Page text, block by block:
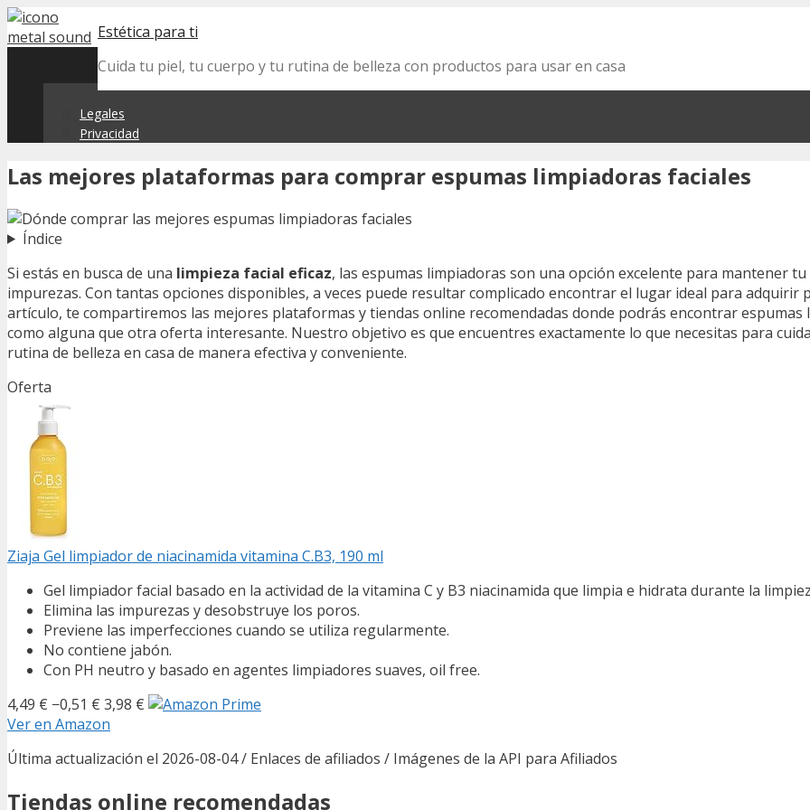
Skip
to
Estética para ti
Cuida tu piel, tu cuerpo y tu rutina de belleza con productos para usar en casa
Legales
Privacidad
Las mejores plataformas para comprar espumas limpiadoras faciales
Índice
Si estás en busca de una limpieza facial eficaz, las espumas limpiadoras son una opción excelente para mantener
impurezas. Con tantas opciones disponibles, a veces puede resultar complicado encontrar el lugar ideal para adquirir
artículo, te compartiremos las mejores plataformas y tiendas online recomendadas donde podrás encontrar espumas
como alguna que otra oferta interesante. Nuestro objetivo es que encuentres exactamente lo que necesitas para
rutina de belleza en casa de manera efectiva y conveniente.
Oferta
Ziaja Gel limpiador de niacinamida vitamina C.B3, 190 ml
Gel limpiador facial basado en la actividad de la vitamina C y B3 niacinamida que limpia e hidrata durante la
Elimina las impurezas y desobstruye los poros.
Previene las imperfecciones cuando se utiliza regularmente.
No contiene jabón.
Con PH neutro y basado en agentes limpiadores suaves, oil free.
4,49 € −0,51 € 3,98 €
Ver en Amazon
Última actualización el 2026-08-04 / Enlaces de afiliados / Imágenes de la API para Afiliados
Tiendas online recomendadas